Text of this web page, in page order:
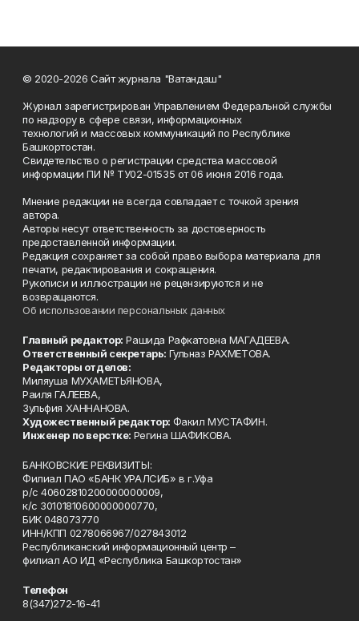
© 2020-2026 Сайт журнала "Ватандаш"
Журнал зарегистрирован Управлением Федеральной службы
по надзору в сфере связи, информационных
технологий и массовых коммуникаций по Республике
Башкортостан.
Свидетельство о регистрации средства массовой
информации ПИ № ТУ02-01535 от 06 июня 2016 года.
Мнение редакции не всегда совпадает с точкой зрения
автора.
Авторы несут ответственность за достоверность
предоставленной информации.
Редакция сохраняет за собой право выбора материала для
печати, редактирования и сокращения.
Рукописи и иллюстрации не рецензируются и не
возвращаются.
Об использовании персональных данных
Главный редактор: Рашида Рафкатовна МАГАДЕЕВА.
Ответственный секретарь: Гульназ РАХМЕТОВА.
Редакторы отделов:
Миляуша МУХАМЕТЬЯНОВА,
Раиля ГАЛЕЕВА,
Зульфия ХАННАНОВА.
Художественный редактор: Факил МУСТАФИН.
Инженер по верстке: Регина ШАФИКОВА.
БАНКОВСКИЕ РЕКВИЗИТЫ:
Филиал ПАО «БАНК УРАЛСИБ» в г.Уфа
р/с 40602810200000000009,
к/с 30101810600000000770,
БИК 048073770
ИНН/КПП 0278066967/027843012
Республиканский информационный центр –
филиал АО ИД «Республика Башкортостан»
Телефон
8(347)272-16-41